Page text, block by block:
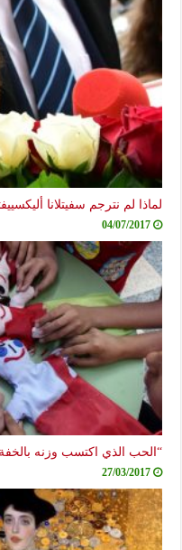
لماذا لم نترجم سفيتلانا
04/07/2017
“الحب الذي اكتسب وزنه
27/03/2017